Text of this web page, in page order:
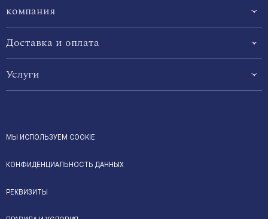
компания
Доставка и оплата
Услуги
МЫ ИСПОЛЬЗУЕМ COOKIE
КОНФИДЕНЦИАЛЬНОСТЬ ДАННЫХ
РЕКВИЗИТЫ